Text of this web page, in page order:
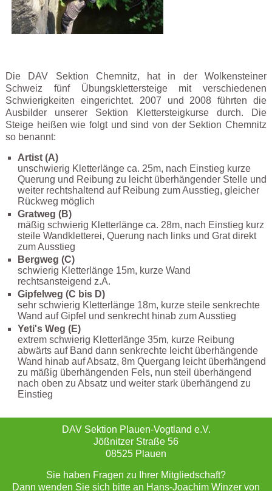
Die DAV Sektion Chemnitz, hat in der Wolkensteiner
Schweiz fünf Übungsklettersteige mit verschiedenen
Schwierigkeiten eingerichtet. 2007 und 2008 führten die
Ausbilder unserer Sektion Klettersteigkurse durch. Die
Steige heißen wie folgt und sind von der Sektion Chemnitz
so benannt:
Artist (A)
unschwierig Kletterlänge ca. 25m, nach Einstieg kurze
Querung und Reibung zu leicht überhängender Stelle und
weiter rechtshaltend auf Reibung zum Ausstieg, gleicher
Rückweg möglich
Gratweg (B)
mäßig schwierig Kletterlänge ca. 28m, nach Einstieg kurz
steile Wandkletterei, Querung nach links und Grat direkt
zum Ausstieg
Bergweg (C)
schwierig Kletterlänge 15m, kurze Wand
rechtsansteigend z.A.
Gipfelweg (C bis D)
sehr schwierig Kletterlänge 18m, kurze steile senkrechte
Wand auf Gipfel und senkrecht hinab zum Ausstieg
Yeti's Weg (E)
extrem schwierig Kletterlänge 35m, kurze Reibung
abwärts auf Band dann senkrechte leicht überhängende
Wand hinab auf Absatz, 8m Quergang leicht überhängend
zu mäßig überhängenden Fels, nun steil überhängend
nach oben zu Absatz und weiter stark überhängend zu
Einstieg
DAV Sektion Plauen-Vogtland e.V.
Jößnitzer Straße 56
08525 Plauen
Sie haben Fragen zu Ihrer Mitgliedschaft?
Dann wenden Sie sich bitte an Hans-Joachim Winzer von